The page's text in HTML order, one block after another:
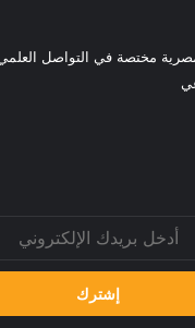
مختصة في التواصل